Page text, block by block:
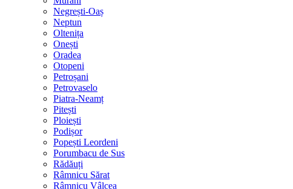
Negrești-Oaș
Neptun
Oltenița
Onești
Oradea
Otopeni
Petroșani
Petrovaselo
Piatra-Neamț
Pitești
Ploiești
Podișor
Popești Leordeni
Porumbacu de Sus
Rădăuți
Râmnicu Sărat
Râmnicu Vâlcea